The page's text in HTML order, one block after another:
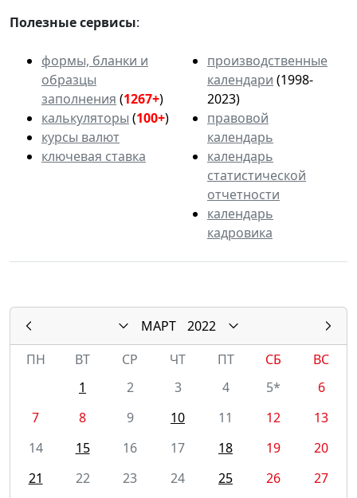
Полезные сервисы:
формы, бланки и
образцы
заполнения (1267+)
калькуляторы (100+)
курсы валют
ключевая ставка
производственные
календари (1998-
2023)
правовой
календарь
календарь
статистической
отчетности
календарь
кадровика
МАРТ
2022
ПН
ВТ СР ЧТ ПТ СБ
ВС
1
2 3 4 5*
6
7
8 9 10 11 12
13
14
15 16 17 18 19
20
21
22 23 24 25 26
27